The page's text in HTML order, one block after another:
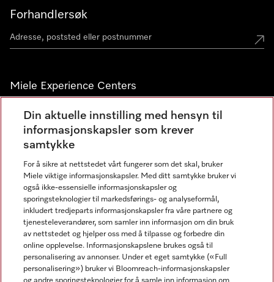
Forhandlersøk
Miele Experience Centers
Miele Experience Center Nesbru
Miele Outlet Nesbru
Nyhetsbrev
Din aktuelle innstilling med hensyn til
informasjonskapsler som krever
samtykke
For å sikre at nettstedet vårt fungerer som det skal, bruker
Miele viktige informasjonskapsler. Med ditt samtykke bruker vi
også ikke-essensielle informasjonskapsler og
sporingsteknologier til markedsførings- og analyseformål,
inkludert tredjeparts informasjonskapsler fra våre partnere og
tjenesteleverandører, som samler inn informasjon om din bruk
av nettstedet og hjelper oss med å tilpasse og forbedre din
online opplevelse. Informasjonskapslene brukes også til
personalisering av annonser. Under et eget samtykke («Full
personalisering») bruker vi Bloomreach-informasjonskapsler